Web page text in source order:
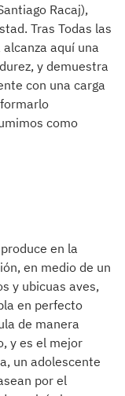
Racaj),
Tras Todas las
aquí una
y demuestra
con una carga
como
en la
en medio de un
y ubicuas aves,
en perfecto
de manera
y es el mejor
un adolescente
por el